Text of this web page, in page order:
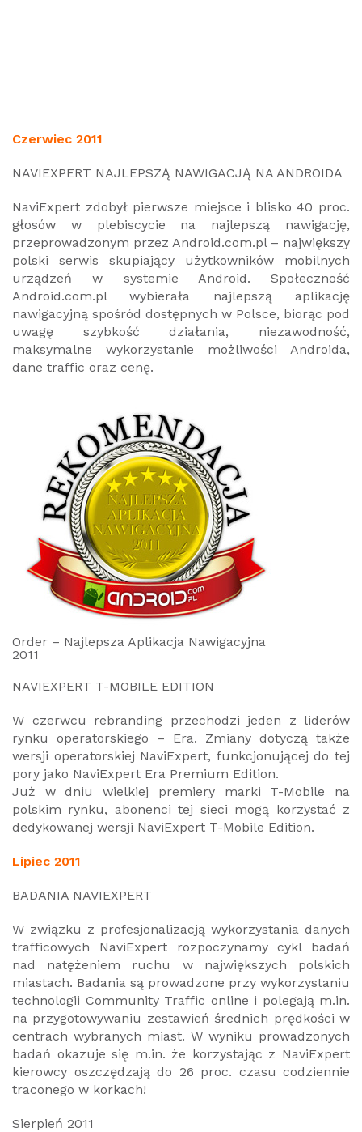
Czerwiec 2011
NAVIEXPERT NAJLEPSZĄ NAWIGACJĄ NA ANDROIDA
NaviExpert zdobył pierwsze miejsce i blisko 40 proc.
głosów w plebiscycie na najlepszą nawigację,
przeprowadzonym przez Android.com.pl – największy
polski serwis skupiający użytkowników mobilnych
urządzeń w systemie Android. Społeczność
Android.com.pl wybierała najlepszą aplikację
nawigacyjną spośród dostępnych w Polsce, biorąc pod
uwagę szybkość działania, niezawodność,
maksymalne wykorzystanie możliwości Androida,
dane traffic oraz cenę.
Order – Najlepsza Aplikacja Nawigacyjna
2011
NAVIEXPERT T-MOBILE EDITION
W czerwcu rebranding przechodzi jeden z liderów
rynku operatorskiego – Era. Zmiany dotyczą także
wersji operatorskiej NaviExpert, funkcjonującej do tej
pory jako NaviExpert Era Premium Edition.
Już w dniu wielkiej premiery marki T-Mobile na
polskim rynku, abonenci tej sieci mogą korzystać z
dedykowanej wersji NaviExpert T-Mobile Edition.
Lipiec 2011
BADANIA NAVIEXPERT
W związku z profesjonalizacją wykorzystania danych
trafficowych NaviExpert rozpoczynamy cykl badań
nad natężeniem ruchu w największych polskich
miastach. Badania są prowadzone przy wykorzystaniu
technologii Community Traffic online i polegają m.in.
na przygotowywaniu zestawień średnich prędkości w
centrach wybranych miast. W wyniku prowadzonych
badań okazuje się m.in. że korzystając z NaviExpert
kierowcy oszczędzają do 26 proc. czasu codziennie
traconego w korkach!
Sierpień 2011